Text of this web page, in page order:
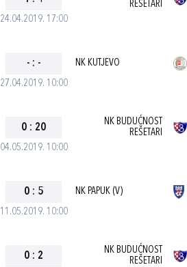
24.04.2019. 17:00
REŠETARI
27.04.2019. 10:00
- : - NK KUTJEVO
04.05.2019. 10:00
0 : 20
NK BUDUĆNOST
REŠETARI
11.05.2019. 10:00
0 : 5 NK PAPUK (V)
0 : 2
NK BUDUĆNOST
REŠETARI